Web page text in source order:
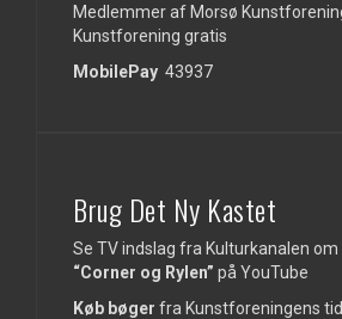
Medlemmer af Morsø
Kunstforening gratis
MobilePay 43937
Brug Det Ny Kastet
Se TV indslag fra Kulturkanalen
“Corner og Rylen” på YouTube
Køb bøger fra Kunstforeningens